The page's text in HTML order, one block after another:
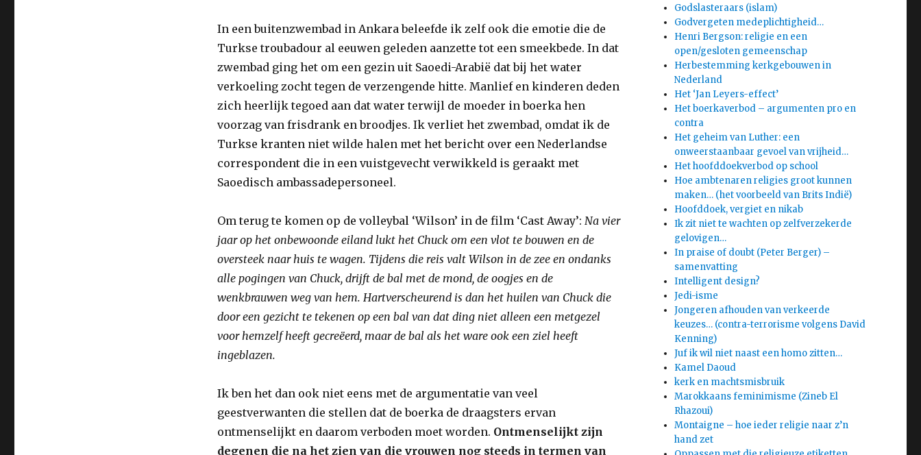
In een buitenzwembad in Ankara beleefde ik zelf ook die emotie die de
Turkse troubadour al eeuwen geleden aanzette tot een smeekbede. In dat
zwembad ging het om een gezin uit Saoedi-Arabië dat bij het water
verkoeling zocht tegen de verzengende hitte. Manlief en kinderen deden
zich heerlijk tegoed aan dat water terwijl de moeder in boerka hen
voorzag van frisdrank en broodjes. Ik verliet het zwembad, omdat ik de
Turkse kranten niet wilde halen met het bericht over een Nederlandse
correspondent die in een vuistgevecht verwikkeld is geraakt met
Saoedisch ambassadepersoneel.
Om terug te komen op de volleybal ‘Wilson’ in de film ‘Cast Away’: Na vier
jaar op het onbewoonde eiland lukt het Chuck om een vlot te bouwen en de
oversteek naar huis te wagen. Tijdens die reis valt Wilson in de zee en ondanks
alle pogingen van Chuck, drijft de bal met de mond, de oogjes en de
wenkbrauwen weg van hem. Hartverscheurend is dan het huilen van Chuck die
door een gezicht te tekenen op een bal van dat ding niet alleen een metgezel
voor hemzelf heeft gecreëerd, maar de bal als het ware ook een ziel heeft
ingeblazen.
Ik ben het dan ook niet eens met de argumentatie van veel
geestverwanten die stellen dat de boerka de draagsters ervan
ontmenselijkt en daarom verboden moet worden. Ontmenselijkt zijn
degenen die na het zien van die vrouwen nog steeds in termen van
Godslasteraars (islam)
Godvergeten medeplichtigheid…
Henri Bergson: religie en een
open/gesloten gemeenschap
Herbestemming kerkgebouwen in
Nederland
Het ‘Jan Leyers-effect’
Het boerkaverbod – argumenten pro en
contra
Het geheim van Luther: een
onweerstaanbaar gevoel van vrijheid…
Het hoofddoekverbod op school
Hoe ambtenaren religies groot kunnen
maken… (het voorbeeld van Brits Indië)
Hoofddoek, vergiet en nikab
Ik zit niet te wachten op zelfverzekerde
gelovigen…
In praise of doubt (Peter Berger) –
samenvatting
Intelligent design?
Jedi-isme
Jongeren afhouden van verkeerde
keuzes… (contra-terrorisme volgens David
Kenning)
Juf ik wil niet naast een homo zitten…
Kamel Daoud
kerk en machtsmisbruik
Marokkaans feminimisme (Zineb El
Rhazoui)
Montaigne – hoe ieder religie naar z’n
hand zet